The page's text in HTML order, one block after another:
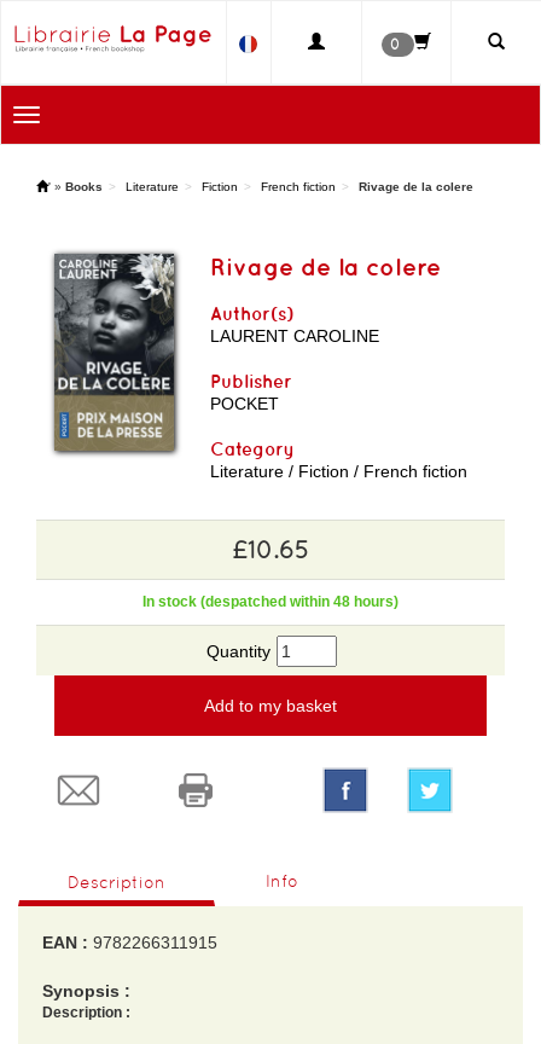
0
Toggle
navigation
' » Books Literature Fiction French fiction Rivage de la colere
Rivage de la colere
Author(s)
LAURENT CAROLINE
Publisher
POCKET
Category
Literature / Fiction / French fiction
£10.65
In stock (despatched within 48 hours)
Quantity
Add to my basket
Description Info
EAN : 9782266311915
Synopsis :
Description :